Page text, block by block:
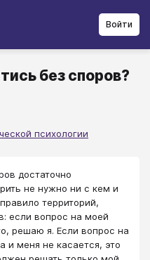
Войти
без споров?
психологии
достаточно
не нужно ни с кем и
территорий,
если вопрос на моей
решаю я. Если вопрос на
и меня не касается, это